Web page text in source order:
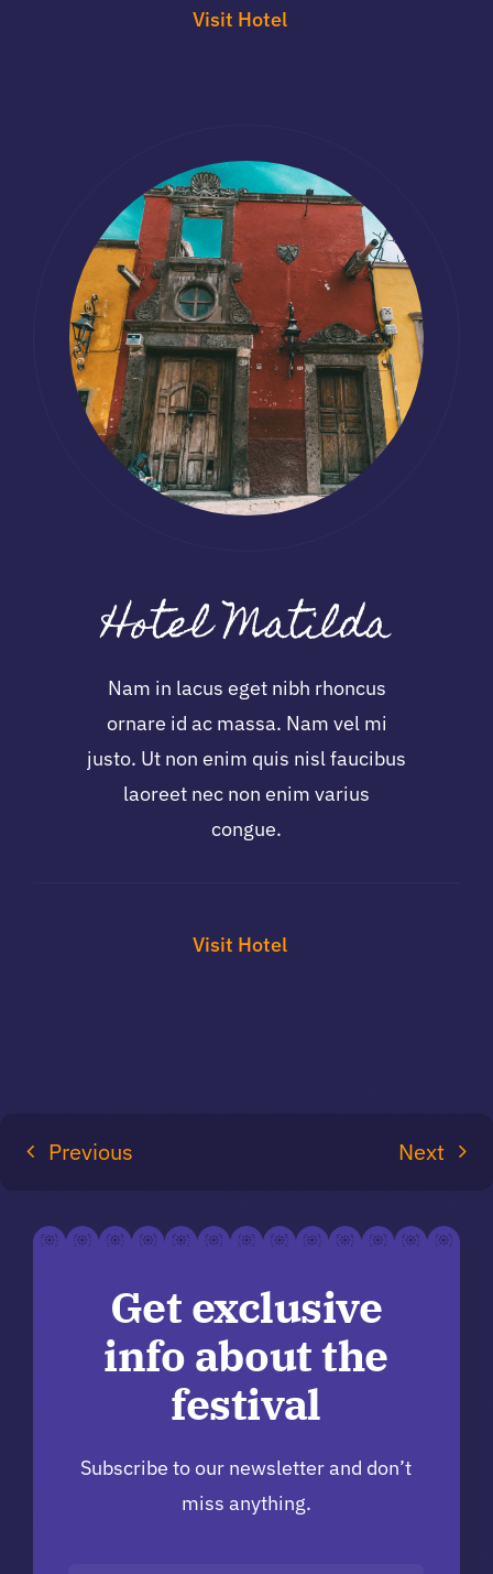
Visit Hotel
Hotel Matilda
Nam in lacus eget nibh rhoncus
ornare id ac massa. Nam vel mi
justo. Ut non enim quis nisl faucibus
laoreet nec non enim varius
congue.
Visit Hotel
Previous Next
Get exclusive
info about the
festival
Subscribe to our newsletter and don’t
miss anything.